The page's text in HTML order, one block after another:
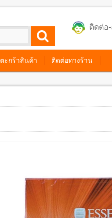
ติดต่อ
ตะกร้าสินค้า ติดต่อทางร้าน